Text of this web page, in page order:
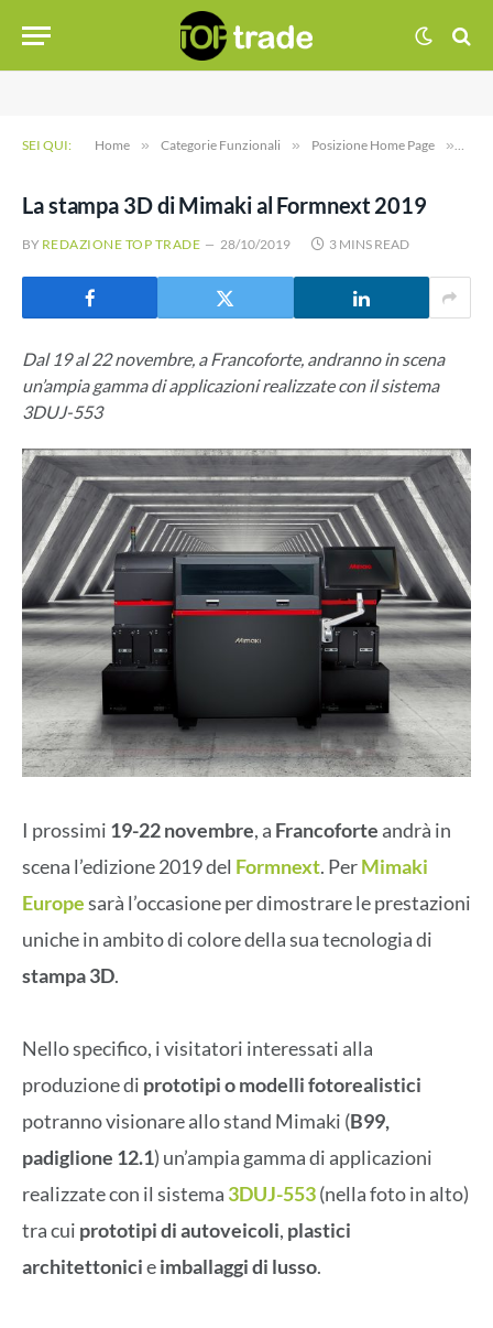
SEI QUI: Home » Categorie Funzionali » Posizione Home Page »
La stampa 3D di Mimaki al Formnext 2019
BY REDAZIONE TOP TRADE 28/10/2019 3 MINS READ
Dal 19 al 22 novembre, a Francoforte, andranno in scena
un’ampia gamma di applicazioni realizzate con il sistema
3DUJ-553
I prossimi 19-22 novembre, a Francoforte andrà in
scena l’edizione 2019 del Formnext. PerMimaki
Europesarà l’occasione per dimostrare le prestazioni
uniche in ambito di colore della sua tecnologia di
stampa 3D.
Nello specifico, i visitatori interessati alla
produzione di prototipi o modelli fotorealistici
potranno visionare allo stand Mimaki (B99,
padiglione 12.1) un’ampia gamma di applicazioni
realizzate con il sistema 3DUJ-553(nella foto in alto)
tra cui prototipi di autoveicoli, plastici
architettonicieimballaggi di lusso.